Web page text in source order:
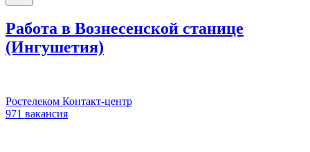
Работа в Вознесенской станице
(Ингушетия)
Ростелеком Контакт-центр
971 вакансия